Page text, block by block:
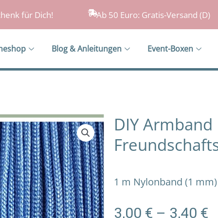
für Dich! Ab 50 Euro: Gratis-Versand (D)
Blog & Anleitungen Event-Boxen
DIY Armband
1 m Nylonband (1
3,00 € – 3,40 €